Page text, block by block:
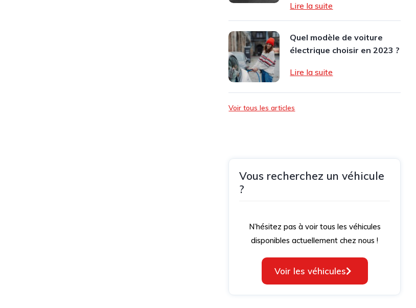
Lire la suite
Quel modèle de voiture
électrique choisir en 2023 ?
Lire la suite
Voir tous les articles
Vous recherchez un véhicule
?
N’hésitez pas à voir tous les véhicules
disponibles actuellement chez nous !
Voir les véhicules